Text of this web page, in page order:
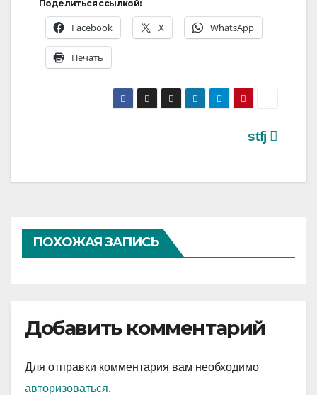
Поделиться ссылкой:
Facebook X WhatsApp
Печать
stfj
ПОХОЖАЯ ЗАПИСЬ
Добавить комментарий
Для отправки комментария вам необходимо
авторизоваться.